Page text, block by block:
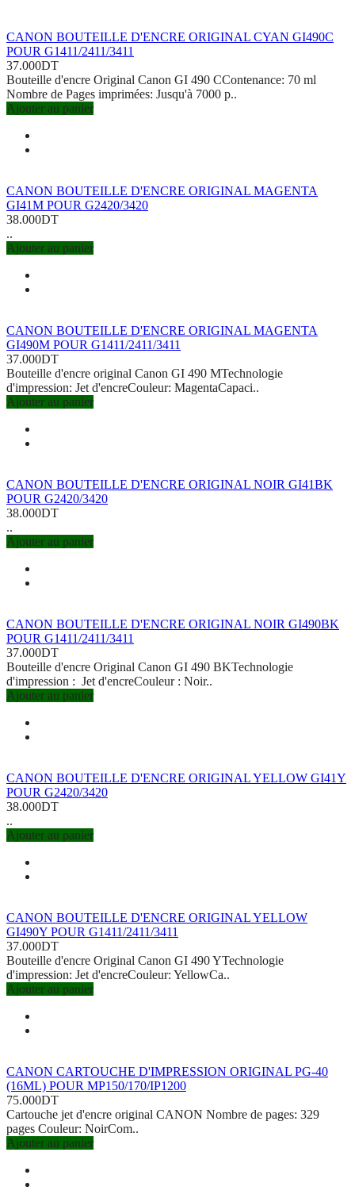
CANON BOUTEILLE D'ENCRE ORIGINAL CYAN GI490C
POUR G1411/2411/3411
37.000DT
Bouteille d'encre Original Canon GI 490 CContenance: 70 ml
Nombre de Pages imprimées: Jusqu'à 7000 p..
Ajouter au panier
CANON BOUTEILLE D'ENCRE ORIGINAL MAGENTA
GI41M POUR G2420/3420
38.000DT
..
Ajouter au panier
CANON BOUTEILLE D'ENCRE ORIGINAL MAGENTA
GI490M POUR G1411/2411/3411
37.000DT
Bouteille d'encre original Canon GI 490 MTechnologie
d'impression: Jet d'encreCouleur: MagentaCapaci..
Ajouter au panier
CANON BOUTEILLE D'ENCRE ORIGINAL NOIR GI41BK
POUR G2420/3420
38.000DT
..
Ajouter au panier
CANON BOUTEILLE D'ENCRE ORIGINAL NOIR GI490BK
POUR G1411/2411/3411
37.000DT
Bouteille d'encre Original Canon GI 490 BKTechnologie
d'impression : Jet d'encreCouleur : Noir..
Ajouter au panier
CANON BOUTEILLE D'ENCRE ORIGINAL YELLOW GI41Y
POUR G2420/3420
38.000DT
..
Ajouter au panier
CANON BOUTEILLE D'ENCRE ORIGINAL YELLOW
GI490Y POUR G1411/2411/3411
37.000DT
Bouteille d'encre Original Canon GI 490 YTechnologie
d'impression: Jet d'encreCouleur: YellowCa..
Ajouter au panier
CANON CARTOUCHE D'IMPRESSION ORIGINAL PG-40
(16ML) POUR MP150/170/IP1200
75.000DT
Cartouche jet d'encre original CANON Nombre de pages: 329
pages Couleur: NoirCom..
Ajouter au panier